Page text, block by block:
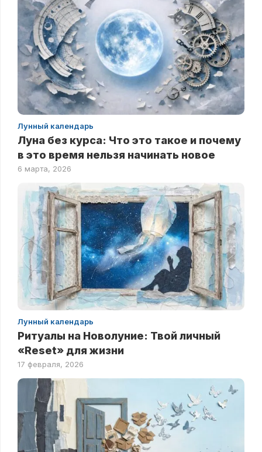
Лунный календарь
Луна без курса: Что это такое и почему
в это время нельзя начинать новое
6 марта, 2026
Лунный календарь
Ритуалы на Новолуние: Твой личный
«Reset» для жизни
17 февраля, 2026